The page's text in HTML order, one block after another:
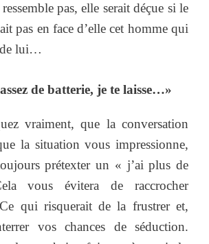
pas, elle serait déçue si le
pas en face d’elle cet homme qui
de lui…
de batterie, je te laisse…»
vraiment, que la conversation
la situation vous impressionne,
prétexter un « j’ai plus de
vous évitera de raccrocher
qui risquerait de la frustrer et,
vos chances de séduction.